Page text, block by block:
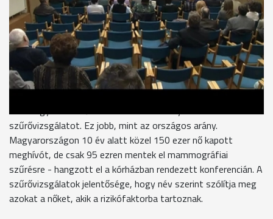
Kenesei Gyuláné
"Most harmadszor kaptam, 2 évente, és én mindig minden
egyes alkalommal eljövök, mert úgy érzem, hogy ez nagyon
fontos, hogy az ember ha nem is érez semmit, ha
önvizsgálatot is tart, nem biztos, hogy észreveszi azt, hogy
van ott valami a mélyben."
szűrővizsgálatot. Ez jobb, mint az országos arány.
Magyarországon 10 év alatt közel 150 ezer nő kapott
meghívót, de csak 95 ezren mentek el mammográfiai
szűrésre - hangzott el a kórházban rendezett konferencián. A
szűrővizsgálatok jelentősége, hogy név szerint szólítja meg
azokat a nőket, akik a rizikófaktorba tartoznak.